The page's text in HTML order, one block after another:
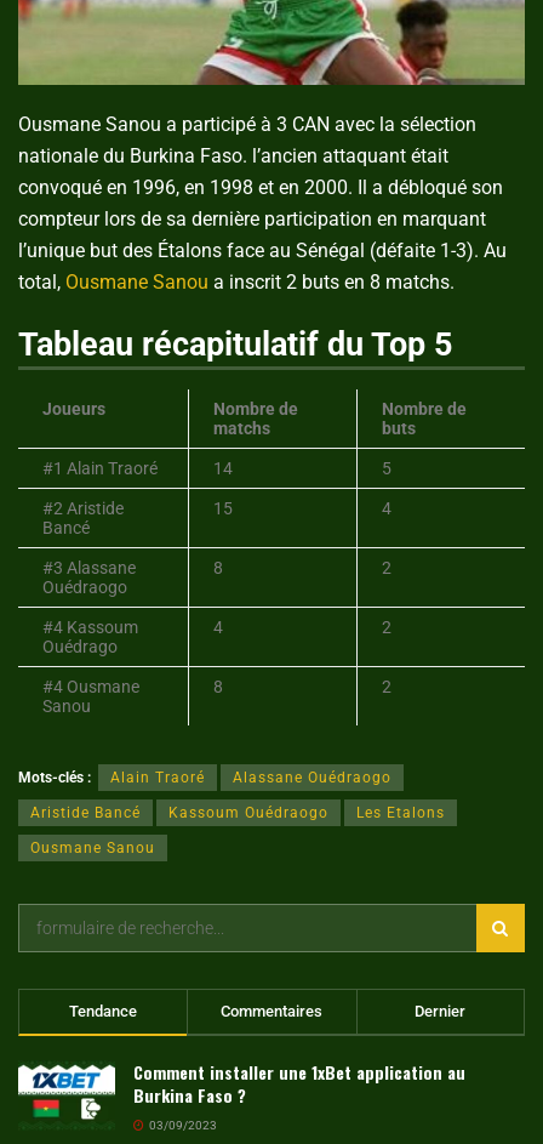
Ousmane Sanou a participé à 3 CAN avec la sélection
nationale du Burkina Faso. l’ancien attaquant était
convoqué en 1996, en 1998 et en 2000. Il a débloqué son
compteur lors de sa dernière participation en marquant
l’unique but des Étalons face au Sénégal (défaite 1-3). Au
total, Ousmane Sanou a inscrit 2 buts en 8 matchs.
Tableau récapitulatif du Top 5
Joueurs
Nombre de
matchs
Nombre de
buts
#1 Alain Traoré 14 5
#2 Aristide
Bancé
15 4
#3 Alassane
Ouédraogo
8 2
#4 Kassoum
Ouédrago
4 2
#4 Ousmane
Sanou
8 2
Mots-clés : Alain Traoré Alassane Ouédraogo
Aristide Bancé Kassoum Ouédraogo Les Etalons
Ousmane Sanou
Tendance Commentaires Dernier
Comment installer une 1xBet application au
Burkina Faso ?
03/09/2023